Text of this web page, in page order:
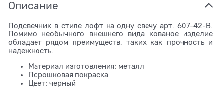
Описание
Подсвечник в стиле лофт на одну свечу арт. 607-42-B.
Помимо необычного внешнего вида кованое изделие
обладает рядом преимуществ, таких как прочность и
надежность.
Материал изготовления: металл
Порошковая покраска
Цвет: черный